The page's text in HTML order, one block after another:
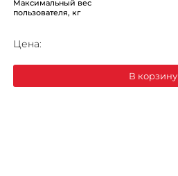
Максимальный вес
пользователя, кг
Цена:
В корзину